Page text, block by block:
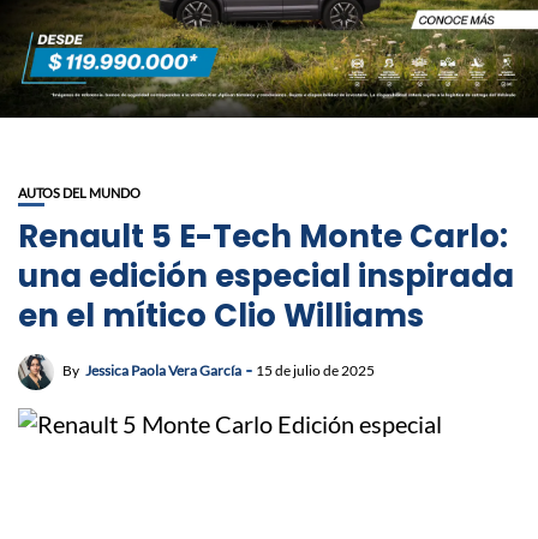
AUTOS DEL MUNDO
Renault 5 E-Tech Monte Carlo:
una edición especial inspirada
en el mítico Clio Williams
By Jessica Paola Vera García 15 de julio de 2025